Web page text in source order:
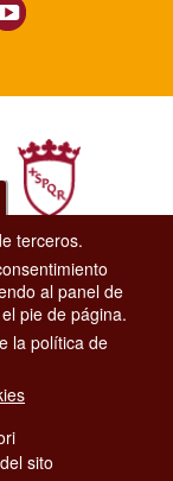
e Moda.
08
terceros.
al panel de
pie de página.
la política de
sito